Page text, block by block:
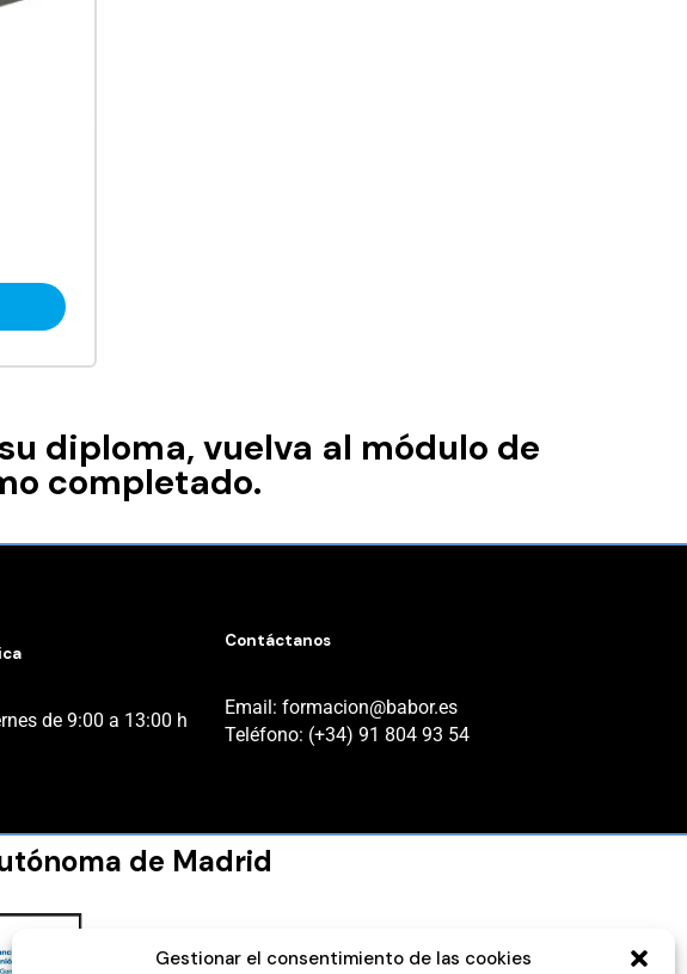
Gestionar el consentimiento de las cookies
diploma, vuelva al módulo de
completado.
de 9:00 a 13:00 h
Contáctanos
Email: formacion@babor.es
Teléfono: (+34) 91 804 93 54
de Madrid